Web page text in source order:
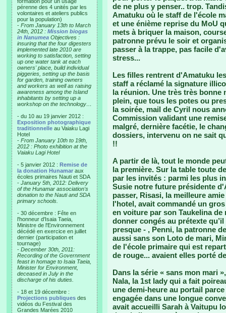
pérenne des 4 unités par les
volontaires et ateliers publics
pour la population)
- From January 13th to March
24th, 2012 : Mission biogas
in Nanumea Objectives :
insuring that the four digesters
implemented late 2010 are
working to satisfaction, setting
up one water tank at each
owners' place, build individual
piggeries, setting up the basis
for garden, training owners
and workers as well as raising
awareness among the Island
inhabitants by setting up a
workshop on the technology…
- du 10 au 19 janvier 2012 :
Exposition photographique
traditionnelle au Vaiaku Lagi
Hotel
- From January 10th to 19th,
2012 : Photo exhibition at the
Vaiaku Lagi Hotel
- 5 janvier 2012 : Remise de
la donation Hunamar aux
écoles primaires Nauti et SDA
- January 5th, 2012: Delivery
of the Hunamar association's
donation to the Nauti and SDA
primary schools.
- 30 décembre : Fête en
l'honneur d'Isaia Taeia,
Ministre de l'Environnement
décédé en exercice en juillet
dernier (participation et
tournage)
- December 30th, 2011:
Recording of the Government
feast in homage to Isaia Taeia,
Minister for Environment,
deceased in July in the
discharge of his duties.
- 18 et 19 décembre :
Projections publiques des
vidéos du Festival des
Grandes Marées 2010
de ne plus y penser.. trop.
Amatuku où le staff de l'école
et une énième reprise du MoU
mets à briquer la maison,
patronne prévu le soir et
passer à la trappe, pas facile
stress...
Les filles rentrent d'Amatuku
staff a réclamé la signature
la réunion. Une très très bonne
plein, que tous les potes ou
la soirée, mail de Cyril nous
Commission validant une
malgré, dernière facétie, le
dossiers, intervenu on ne sait
!!
A partir de là, tout le monde
la première. Sur la table toute
par les invités : parmi les plus
Susie notre future présidente
passer, Risasi, la meilleure
l'hotel, avait commandé un
en voiture par son Taukelina de
donner congés au prétexte
presque - , Penni, la patronne
aussi sans son Loto de mari,
de l'école primaire qui est
de rouge... avaient elles porté
Dans la série « sans mon mari
Nala, la 1st lady qui a fait
une demi-heure au portail
engagée dans une longue
avait accueilli Sarah à Vaitupu